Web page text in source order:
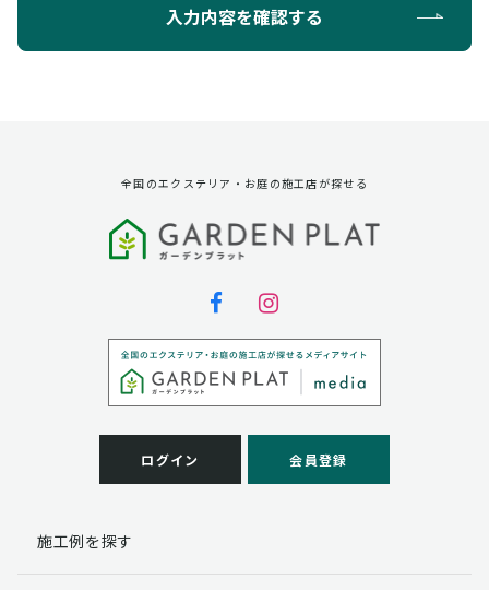
第三者への提供
弊社は法律で定められている場合を除いて、お客様の個
個人情報の取扱い業務の委託
弊社は事業運営上、お客様により良いサービスを提供す
るために業務の一部を外部に委託しており、業務委託先
客様には、貴殿の個人情報の利用目的の通知、開示、訂
理・機密保持などによりお客様の個人情報の漏洩防止に
入力内容を確認する
全国のエクステリア・お庭の施工店が探せる
ログイン 会員登録
施工例を探す